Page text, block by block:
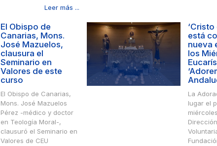
Leer más ...
El Obispo de
Canarias, Mons.
José Mazuelos,
clausura el
Seminario en
Valores de este
curso
El Obispo de Canarias,
Mons. José Mazuelos
Pérez -médico y doctor
en Teología Moral-,
clausuró el Seminario en
Valores de CEU
está
nueva
los
La
lugar el